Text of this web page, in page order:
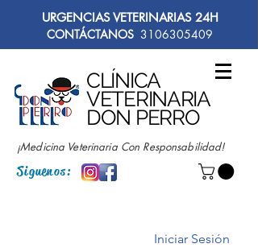
URGENCIAS VETERINARIAS 24H
CONTÁCTANOS 3106305409
CLÍNICA
VETERINARIA
DON PERRO
¡Medicina Veterinaria Con Responsabilidad!
Siguenos:
Iniciar Sesión